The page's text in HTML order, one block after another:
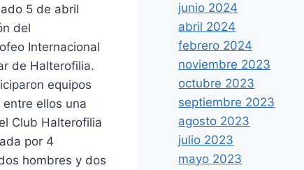
5 de abril
del
Internacional
de Halterofilia.
equipos
entre ellos una
Club Halterofilia
por 4
hombres y dos
junio 2024
abril 2024
febrero 2024
noviembre 2023
octubre 2023
septiembre 2023
agosto 2023
julio 2023
mayo 2023